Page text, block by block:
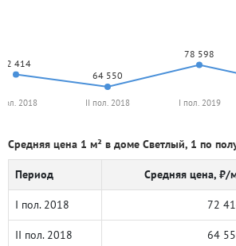
72 414
64 550
78 598
2018 II пол. 2018 I пол. 2019
Средняя цена 1 м² в доме Светлый, 1 по
Период Средняя цена, ₽/
I пол. 2018 72
II пол. 2018 64